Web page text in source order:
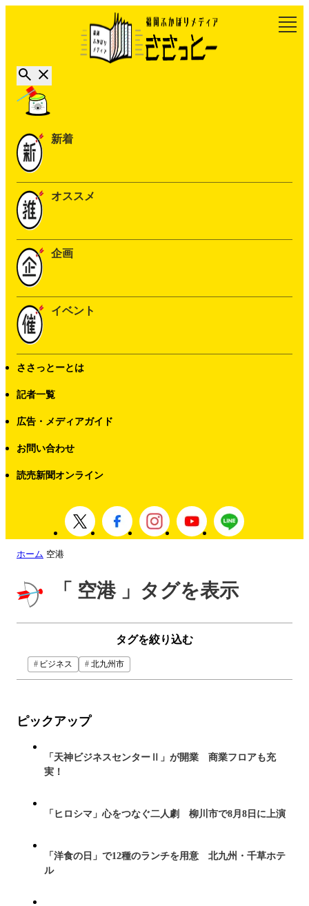
新着
オススメ
企画
イベント
ささっとーとは
記者一覧
広告・メディアガイド
お問い合わせ
読売新聞オンライン
ホーム 空港
「 空港 」タグを表示
タグを絞り込む
ビジネス 北九州市
ピックアップ
「天神ビジネスセンターⅡ」が開業 商業フロアも充
実！
「ヒロシマ」心をつなぐ二人劇 柳川市で8月8日に上演
「洋食の日」で12種のランチを用意 北九州・千草ホテ
ル